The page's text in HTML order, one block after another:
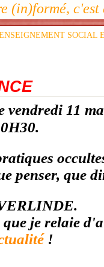
(in)formé,
SOCIAL
vendredi 11
penser, que
je relaie
!